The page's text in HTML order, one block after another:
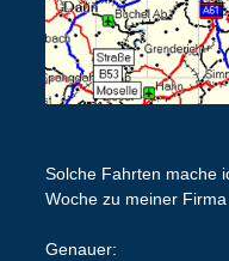
Solche Fahrten mache
Woche zu meiner Firma
Genauer: